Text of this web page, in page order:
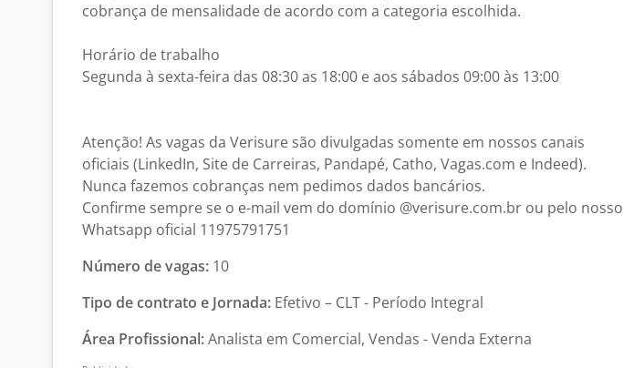
cobrança de mensalidade de acordo com a categoria escolhida.
Horário de trabalho
Segunda à sexta-feira das 08:30 as 18:00 e aos sábados 09:00 às 13:00
Atenção! As vagas da Verisure são divulgadas somente em nossos canais
oficiais (LinkedIn, Site de Carreiras, Pandapé, Catho, Vagas.com e Indeed).
Nunca fazemos cobranças nem pedimos dados bancários.
Confirme sempre se o e-mail vem do domínio @verisure.com.br ou pelo nosso
Whatsapp oficial 11975791751
Número de vagas: 10
Tipo de contrato e Jornada: Efetivo – CLT - Período Integral
Área Profissional:Analista em Comercial, Vendas - Venda Externa